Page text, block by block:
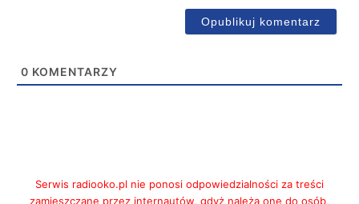
0 KOMENTARZY
Serwis radiooko.pl nie ponosi odpowiedzialności za treści
zamieszczane przez internautów, gdyż należą one do osób,